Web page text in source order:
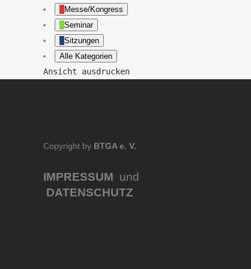
Messe/Kongress
Seminar
Sitzungen
Alle Kategorien
Ansicht ausdrucken
Copyright by BTGA e. V.
IMPRESSUM und
DATENSCHUTZ